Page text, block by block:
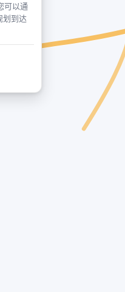
可以通
划到达